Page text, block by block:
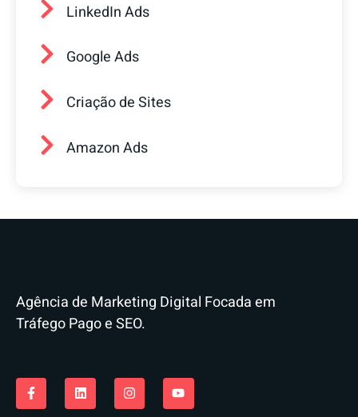
LinkedIn Ads
Google Ads
Criação de Sites
Amazon Ads
Agência de Marketing Digital Focada em
Tráfego Pago e SEO.